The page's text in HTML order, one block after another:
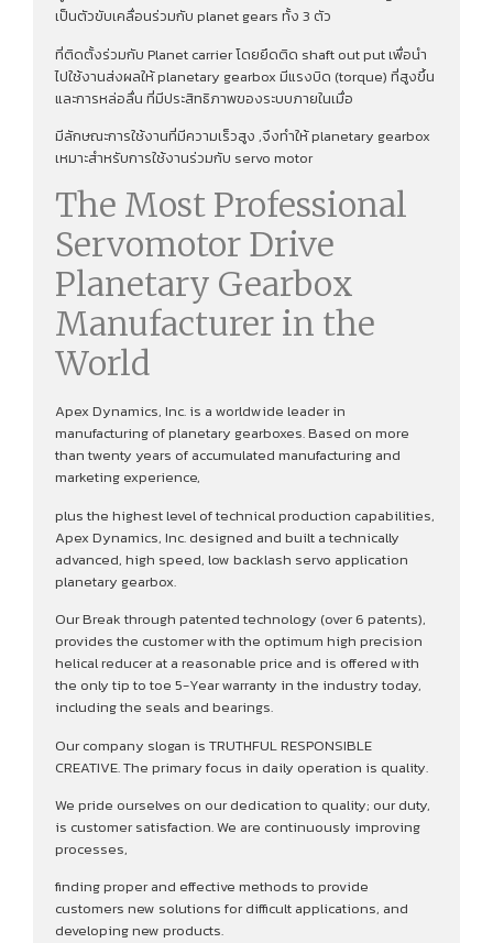
เป็นตัวขับเคลื่อนร่วมกับ planet gears ทั้ง 3 ตัว
ที่ติดตั้งร่วมกับ Planet carrier โดยยึดติด shaft out put เพื่อนํา
ไปใช้งานส่งผลให้ planetary gearbox มีแรงบิด (torque) ที่สูงขึ้น
และการหล่อลื่น ที่มีประสิทธิภาพของระบบภายในเมื่อ
มีลักษณะการใช้งานที่มีความเร็วสูง ,จึงทําให้ planetary gearbox
เหมาะสำหรับการใช้งานร่วมกับ servo motor
The Most Professional
Servomotor Drive
Planetary Gearbox
Manufacturer in the
World
Apex Dynamics, Inc. is a worldwide leader in
manufacturing of planetary gearboxes. Based on more
than twenty years of accumulated manufacturing and
marketing experience,
plus the highest level of technical production capabilities,
Apex Dynamics, Inc. designed and built a technically
advanced, high speed, low backlash servo application
planetary gearbox.
Our Break through patented technology (over 6 patents),
provides the customer with the optimum high precision
helical reducer at a reasonable price and is offered with
the only tip to toe 5-Year warranty in the industry today,
including the seals and bearings.
Our company slogan is TRUTHFUL RESPONSIBLE
CREATIVE. The primary focus in daily operation is quality.
We pride ourselves on our dedication to quality; our duty,
is customer satisfaction. We are continuously improving
processes,
finding proper and effective methods to provide
customers new solutions for difficult applications, and
developing new products.